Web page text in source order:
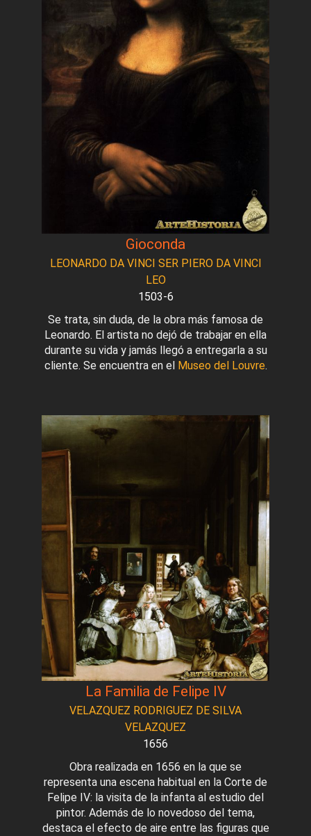
Gioconda
LEONARDO DA VINCI SER PIERO DA VINCI
LEO
1503-6
Se trata, sin duda, de la obra más famosa de
Leonardo. El artista no dejó de trabajar en ella
durante su vida y jamás llegó a entregarla a su
cliente. Se encuentra en el Museo del Louvre.
La Familia de Felipe IV
VELAZQUEZ RODRIGUEZ DE SILVA
VELAZQUEZ
1656
Obra realizada en 1656 en la que se
representa una escena habitual en la Corte de
Felipe IV: la visita de la infanta al estudio del
pintor. Además de lo novedoso del tema,
destaca el efecto de aire entre las figuras que